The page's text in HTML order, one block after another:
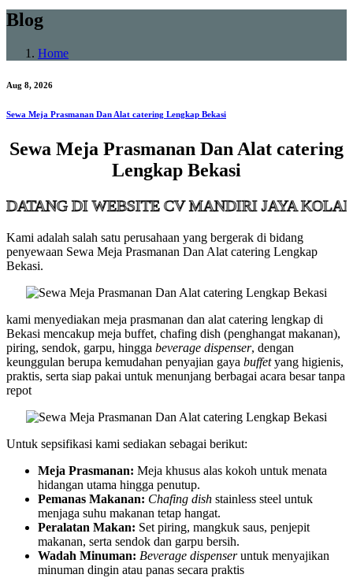
Blog
Home
Aug 8, 2026
Sewa Meja Prasmanan Dan Alat catering Lengkap Bekasi
Sewa Meja Prasmanan Dan Alat catering
Lengkap Bekasi
DI WEBSITE CV MANDIRI JAYA KOLABORASI
Kami adalah salah satu perusahaan yang bergerak di bidang
penyewaan Sewa Meja Prasmanan Dan Alat catering Lengkap
Bekasi.
kami menyediakan meja prasmanan dan alat catering lengkap di
Bekasi mencakup meja buffet, chafing dish (penghangat makanan),
piring, sendok, garpu, hingga beverage dispenser, dengan
keunggulan berupa kemudahan penyajian gaya buffetyang higienis,
praktis, serta siap pakai untuk menunjang berbagai acara besar tanpa
repot
Untuk sepsifikasi kami sediakan sebagai berikut:
Meja Prasmanan: Meja khusus alas kokoh untuk menata
hidangan utama hingga penutup.
Pemanas Makanan: Chafing dish stainless steel untuk
menjaga suhu makanan tetap hangat.
Peralatan Makan: Set piring, mangkuk saus, penjepit
makanan, serta sendok dan garpu bersih.
Wadah Minuman: Beverage dispenseruntuk menyajikan
minuman dingin atau panas secara praktis